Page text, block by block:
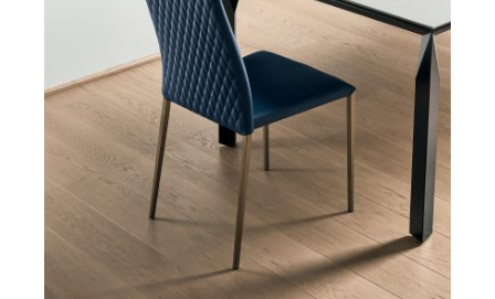
DETAILS